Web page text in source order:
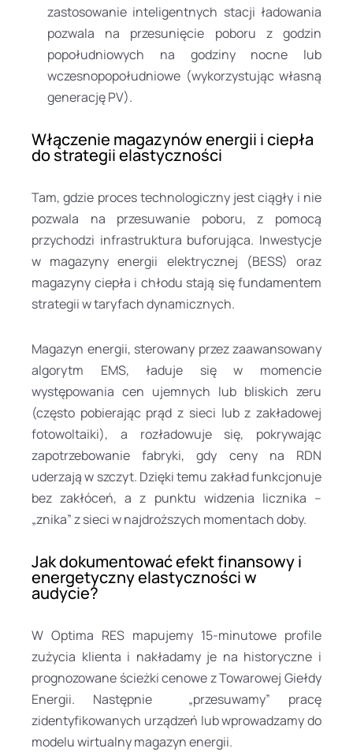
zastosowanie inteligentnych stacji ładowania
pozwala na przesunięcie poboru z godzin
popołudniowych na godziny nocne lub
wczesnopopołudniowe (wykorzystując własną
generację PV).
Włączenie magazynów energii i ciepła
do strategii elastyczności
Tam, gdzie proces technologiczny jest ciągły i nie
pozwala na przesuwanie poboru, z pomocą
przychodzi infrastruktura buforująca. Inwestycje
w magazyny energii elektrycznej (BESS) oraz
magazyny ciepła i chłodu stają się fundamentem
strategii w taryfach dynamicznych.
Magazyn energii, sterowany przez zaawansowany
algorytm EMS, ładuje się w momencie
występowania cen ujemnych lub bliskich zeru
(często pobierając prąd z sieci lub z zakładowej
fotowoltaiki), a rozładowuje się, pokrywając
zapotrzebowanie fabryki, gdy ceny na RDN
uderzają w szczyt. Dzięki temu zakład funkcjonuje
bez zakłóceń, a z punktu widzenia licznika –
„znika” z sieci w najdroższych momentach doby.
Jak dokumentować efekt finansowy i
energetyczny elastyczności w
audycie?
W Optima RES mapujemy 15-minutowe profile
zużycia klienta i nakładamy je na historyczne i
prognozowane ścieżki cenowe z Towarowej Giełdy
Energii. Następnie „przesuwamy” pracę
zidentyfikowanych urządzeń lub wprowadzamy do
modelu wirtualny magazyn energii.